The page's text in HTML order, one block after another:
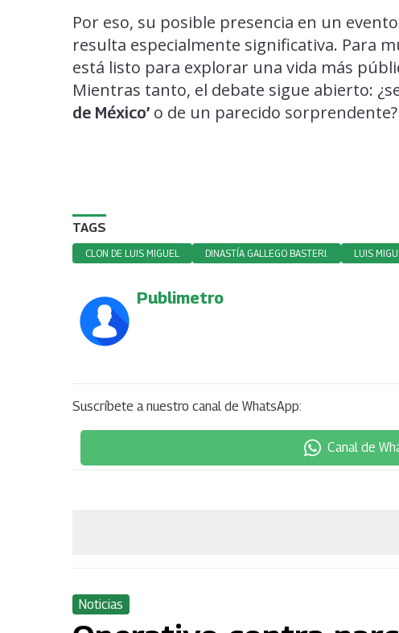
Por eso, su posible presencia en un
resulta especialmente significativa. Para
está listo para explorar una vida más
Mientras tanto, el debate sigue abierto:
de México’ o de un parecido sorprendente?
TAGS
CLON DE LUIS MIGUEL DINASTÍA GALLEGO BASTERI. LUIS
Publimetro
Suscríbete a nuestro canal de WhatsApp:
Canal de
Noticias